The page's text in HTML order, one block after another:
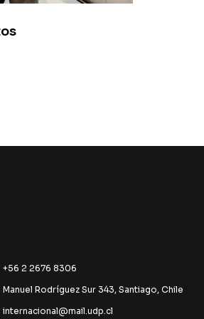
+56 2 2676 8306
Manuel Rodríguez Sur 343, Santiago, Chile
internacional@mail.udp.cl